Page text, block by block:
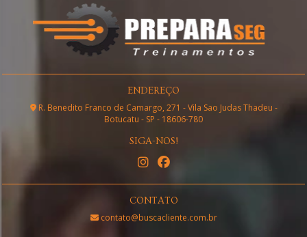
ENDEREÇO
R. Benedito Franco de Camargo, 271 - Vila Sao Judas Thadeu -
Botucatu - SP - 18606-780
SIGA-NOS!
CONTATO
contato@buscacliente.com.br